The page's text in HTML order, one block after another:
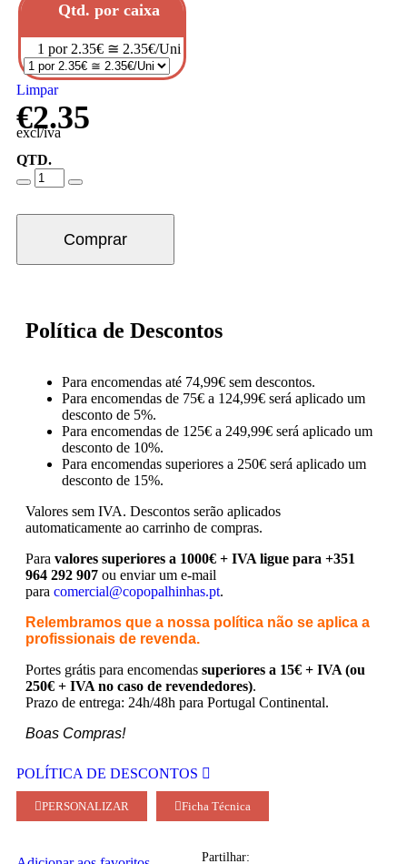
Qtd. por caixa
1 por 2.35€ ≅ 2.35€/Uni
Limpar
€2.35
excl/iva
QTD.
Comprar
Política de Descontos
Para encomendas até 74,99€ sem descontos.
Para encomendas de 75€ a 124,99€ será aplicado um
desconto de 5%.
Para encomendas de 125€ a 249,99€ será aplicado um
desconto de 10%.
Para encomendas superiores a 250€ será aplicado um
desconto de 15%.
Valores sem IVA. Descontos serão aplicados
automaticamente ao carrinho de compras.
Para valores superiores a 1000€ + IVA ligue para +351
964 292 907 ou enviar um e-mail
para comercial@copopalhinhas.pt.
Relembramos que a nossa política não se aplica a
profissionais de revenda.
Portes grátis para encomendas superiores a 15€ + IVA (ou
250€ + IVA no caso de revendedores).
Prazo de entrega: 24h/48h para Portugal Continental.
Boas Compras!
POLÍTICA DE DESCONTOS
PERSONALIZAR Ficha Técnica
Partilhar: